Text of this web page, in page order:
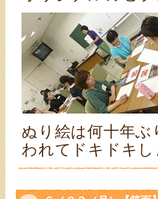
ぬり絵は何十年
われてドキドキ